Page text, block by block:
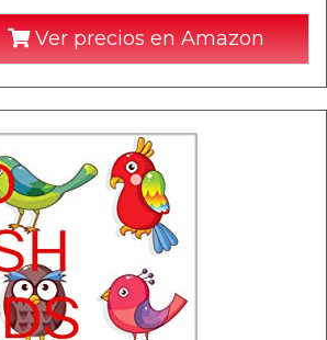
Ver precios en Amazon